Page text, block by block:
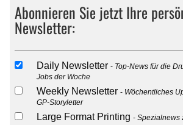
Abonnieren Sie jetzt Ihre
Newsletter:
Daily Newsletter
Top-News für die
Jobs der Woche
Weekly Newsletter
Wöchentliches
GP-Storyletter
Large Format Printing Spezialnews